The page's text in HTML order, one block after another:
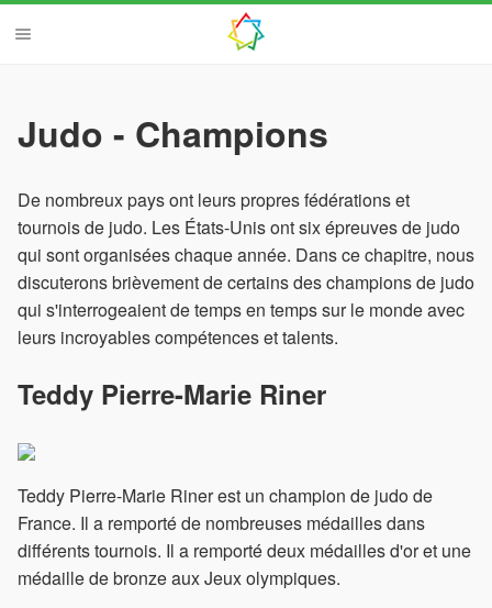
Judo - Champions
De nombreux pays ont leurs propres fédérations et
tournois de judo. Les États-Unis ont six épreuves de judo
qui sont organisées chaque année. Dans ce chapitre, nous
discuterons brièvement de certains des champions de judo
qui s'interrogeaient de temps en temps sur le monde avec
leurs incroyables compétences et talents.
Teddy Pierre-Marie Riner
Teddy Pierre-Marie Riner est un champion de judo de
France. Il a remporté de nombreuses médailles dans
différents tournois. Il a remporté deux médailles d'or et une
médaille de bronze aux Jeux olympiques.